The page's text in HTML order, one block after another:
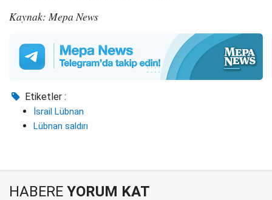
Kaynak: Mepa News
Etiketler :
İsrail Lübnan
Lübnan saldırı
HABERE YORUM KAT